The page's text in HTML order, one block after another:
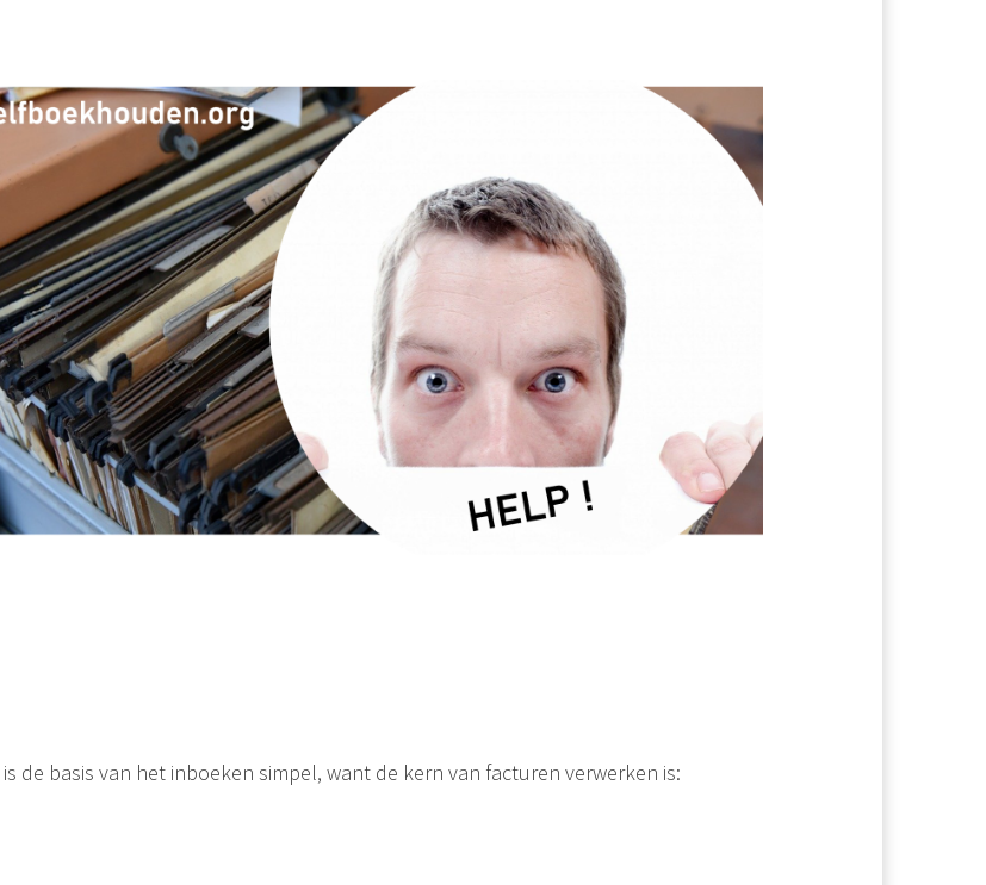
de basis van het inboeken simpel, want de kern van facturen verwerken is: